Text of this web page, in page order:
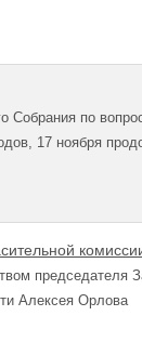
Собрания по
17 ноября
Алексея Орлова